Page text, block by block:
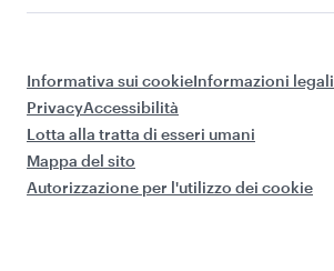
Informativa sui cookieInformazioni legali
PrivacyAccessibilità
Lotta alla tratta di esseri umani
Mappa del sito
Autorizzazione per l'utilizzo dei cookie